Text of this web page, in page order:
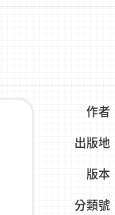
作者
出版地
版本
分類號